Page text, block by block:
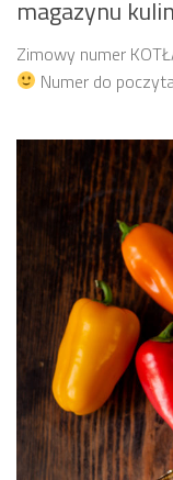
magazynu
Zimowy numer
Numer do